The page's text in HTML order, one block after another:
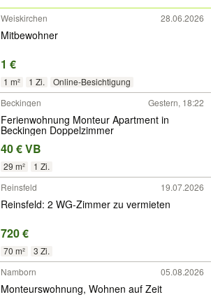
Weiskirchen 28.06.2026
Mitbewohner
1 €
1 m² 1 Zi.
Online-Besichtigung
Beckingen
Gestern, 18:22
Ferienwohnung Monteur Apartment in
Beckingen Doppelzimmer
40 € VB
29 m²
1 Zi.
Reinsfeld
19.07.2026
Reinsfeld: 2 WG-Zimmer zu vermieten
720 €
70 m²
3 Zi.
Namborn
05.08.2026
Monteurswohnung, Wohnen auf Zeit